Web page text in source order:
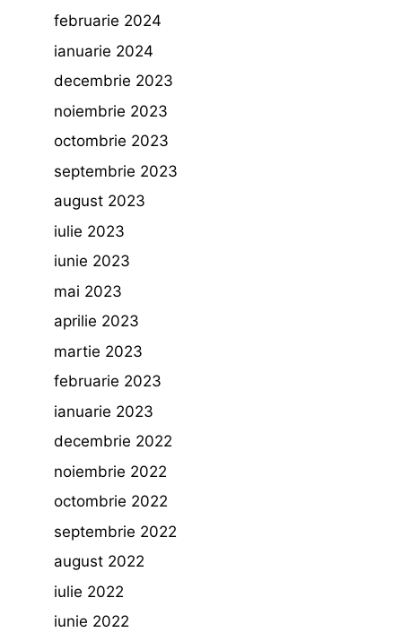
februarie 2024
ianuarie 2024
decembrie 2023
noiembrie 2023
octombrie 2023
septembrie 2023
august 2023
iulie 2023
iunie 2023
mai 2023
aprilie 2023
martie 2023
februarie 2023
ianuarie 2023
decembrie 2022
noiembrie 2022
octombrie 2022
septembrie 2022
august 2022
iulie 2022
iunie 2022